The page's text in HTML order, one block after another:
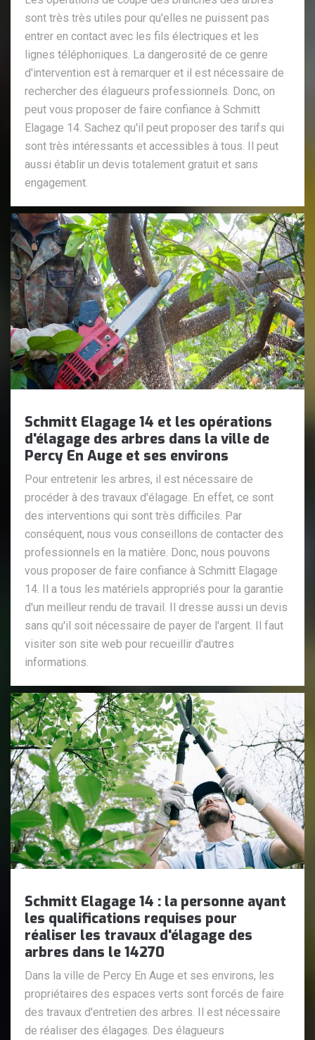
sont très très utiles pour qu'elles ne puissent pas
entrer en contact avec les fils électriques et les
lignes téléphoniques. La dangerosité de ce genre
d'intervention est à remarquer et il est nécessaire de
rechercher des élagueurs professionnels. Donc, on
peut vous proposer de faire confiance à Schmitt
Elagage 14. Sachez qu'il peut proposer des tarifs qui
sont très intéressants et accessibles à tous. Il peut
aussi établir un devis totalement gratuit et sans
engagement.
Schmitt Elagage 14 et les opérations
d'élagage des arbres dans la ville de
Percy En Auge et ses environs
Pour entretenir les arbres, il est nécessaire de
procéder à des travaux d'élagage. En effet, ce sont
des interventions qui sont très difficiles. Par
conséquent, nous vous conseillons de contacter des
professionnels en la matière. Donc, nous pouvons
vous proposer de faire confiance à Schmitt Elagage
14. Il a tous les matériels appropriés pour la garantie
d'un meilleur rendu de travail. Il dresse aussi un devis
sans qu'il soit nécessaire de payer de l'argent. Il faut
visiter son site web pour recueillir d'autres
informations.
Schmitt Elagage 14 : la personne ayant
les qualifications requises pour
réaliser les travaux d'élagage des
arbres dans le 14270
Dans la ville de Percy En Auge et ses environs, les
propriétaires des espaces verts sont forcés de faire
des travaux d'entretien des arbres. Il est nécessaire
de réaliser des élagages. Des élagueurs